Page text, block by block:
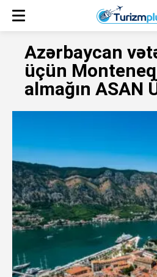
Azərbaycan
üçün
almağın ASAN